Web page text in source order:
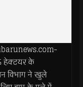
5 हेक्टयर के
विभाग ने खुले